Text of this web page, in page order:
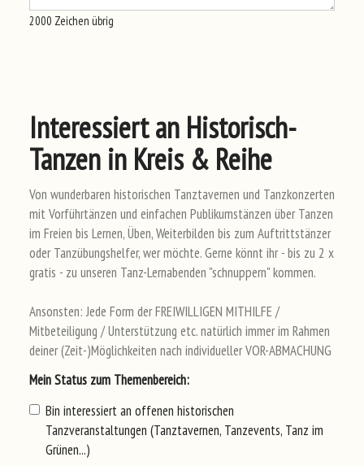
2000 Zeichen übrig
Interessiert an Historisch-
Tanzen in Kreis & Reihe
Von wunderbaren historischen Tanztavernen und Tanzkonzerten
mit Vorführtänzen und einfachen Publikumstänzen über Tanzen
im Freien bis Lernen, Üben, Weiterbilden bis zum Auftrittstänzer
oder Tanzübungshelfer, wer möchte. Gerne könnt ihr - bis zu 2 x
gratis - zu unseren Tanz-Lernabenden "schnuppern" kommen.
Ansonsten: Jede Form der FREIWILLIGEN MITHILFE /
Mitbeteiligung / Unterstützung etc. natürlich immer im Rahmen
deiner (Zeit-)Möglichkeiten nach individueller VOR-ABMACHUNG
Mein Status zum Themenbereich:
Bin interessiert an offenen historischen
Tanzveranstaltungen (Tanztavernen, Tanzevents, Tanz im
Grünen...)